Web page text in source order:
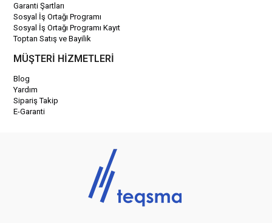
Garanti Şartları
Sosyal İş Ortağı Programı
Sosyal İş Ortağı Programı Kayıt
Toptan Satış ve Bayilik
MÜŞTERİ HİZMETLERİ
Blog
Yardım
Sipariş Takip
E-Garanti